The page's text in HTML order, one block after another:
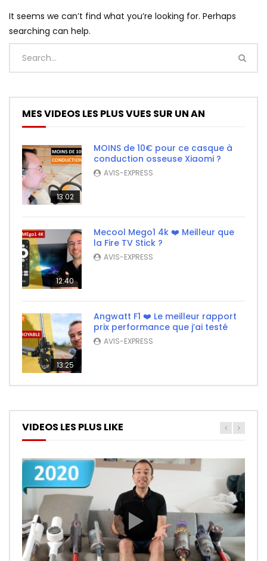
It seems we can’t find what you’re looking for. Perhaps
searching can help.
MES VIDEOS LES PLUS VUES SUR UN AN
13:02
MOINS de 10€ pour ce casque à
conduction osseuse Xiaomi ?
AVIS-EXPRESS
12:40
Mecool Mego1 4k ❤️ Meilleur que
la Fire TV Stick ?
AVIS-EXPRESS
13:25
Angwatt F1 ❤️ Le meilleur rapport
prix performance que j’ai testé
AVIS-EXPRESS
VIDEOS LES PLUS LIKE